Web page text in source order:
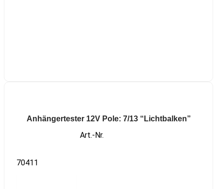
Anhängertester 12V Pole: 7/13 “Lichtbalken”
Art.-Nr.
70411